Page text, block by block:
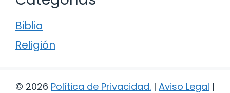
Biblia
Religión
© 2026 Política de Privacidad. | Aviso Legal |